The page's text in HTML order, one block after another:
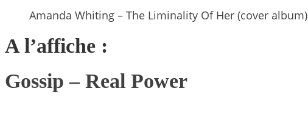
Amanda Whiting – The Liminality Of Her (cover album)
A l’affiche :
Gossip – Real Power